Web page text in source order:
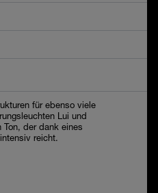
für ebenso viele
Lui und
Ton, der dank eines
reicht.